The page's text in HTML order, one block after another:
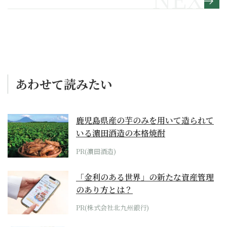
道209】
あわせて読みたい
鹿児島県産の芋のみを用いて造られて
いる濵田酒造の本格焼酎
PR(濵田酒造)
「金利のある世界」の新たな資産管理
のあり方とは？
PR(株式会社北九州銀行)